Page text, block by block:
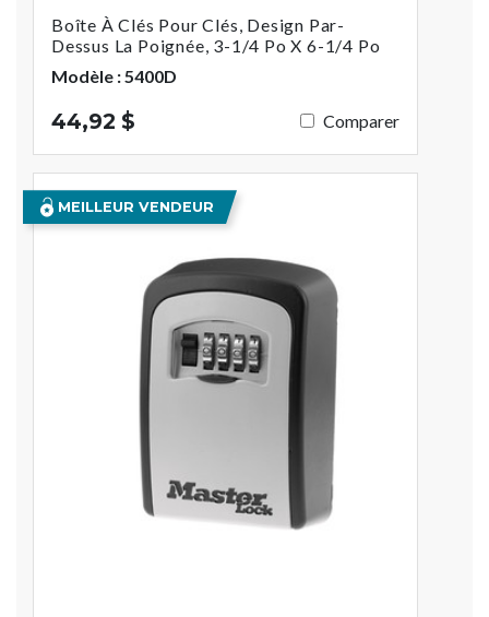
Boîte À Clés Pour Clés, Design Par-
Dessus La Poignée, 3-1/4 Po X 6-1/4 Po
Modèle : 5400D
44,92 $ Comparer
MEILLEUR VENDEUR